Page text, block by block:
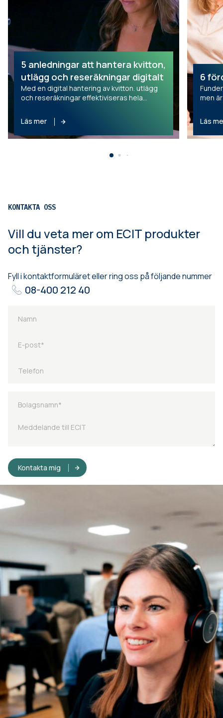
5 anledningar att hantera kvitton,
utlägg och reseräkningar digitalt
Med en digital hantering av kvitton. utlägg
och reseräkningar effektiviseras hela
attestanten och för ekonomiavdelningen.
Läs mer
6
men
några
Läs
KONTAKTA OSS
Vill du veta mer om ECIT produkter
och tjänster?
Fyll i kontaktformuläret eller ring oss på följande nummer
08-400 212 40